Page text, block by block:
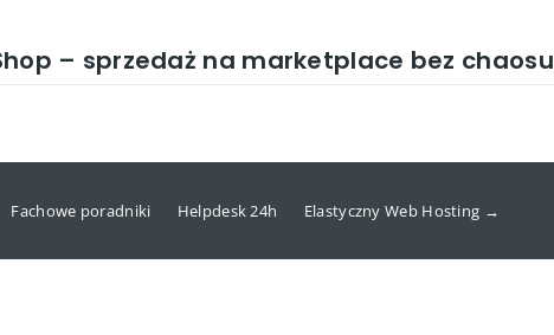
– sprzedaż na marketplace bez chaosu
Fachowe poradniki Helpdesk 24h Elastyczny Web Hosting →